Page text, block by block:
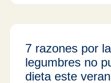
7 razones por
legumbres no
dieta este